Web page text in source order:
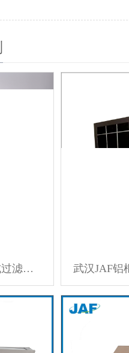
武汉JAF初效可更换片式过滤器 通风口